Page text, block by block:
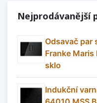
Nejprodávanější
Odsavač par
Franke Maris
sklo
Indukční